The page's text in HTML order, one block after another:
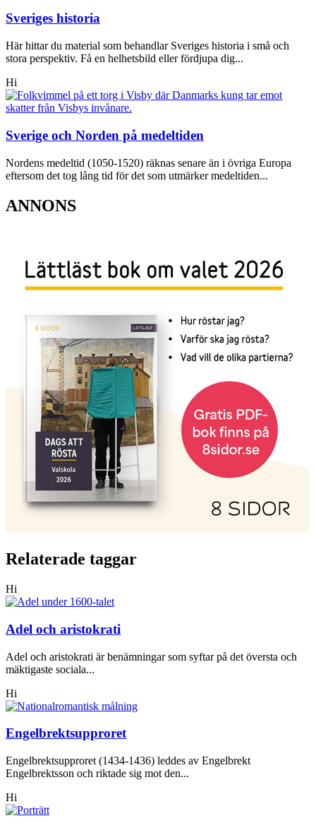
Sveriges historia
Här hittar du material som behandlar Sveriges historia i små och
stora perspektiv. Få en helhetsbild eller fördjupa dig...
Hi
Sverige och Norden på medeltiden
Nordens medeltid (1050-1520) räknas senare än i övriga Europa
eftersom det tog lång tid för det som utmärker medeltiden...
ANNONS
Relaterade taggar
Hi
Adel och aristokrati
Adel och aristokrati är benämningar som syftar på det översta och
mäktigaste sociala...
Hi
Engelbrektsupproret
Engelbrektsupproret (1434-1436) leddes av Engelbrekt
Engelbrektsson och riktade sig mot den...
Hi